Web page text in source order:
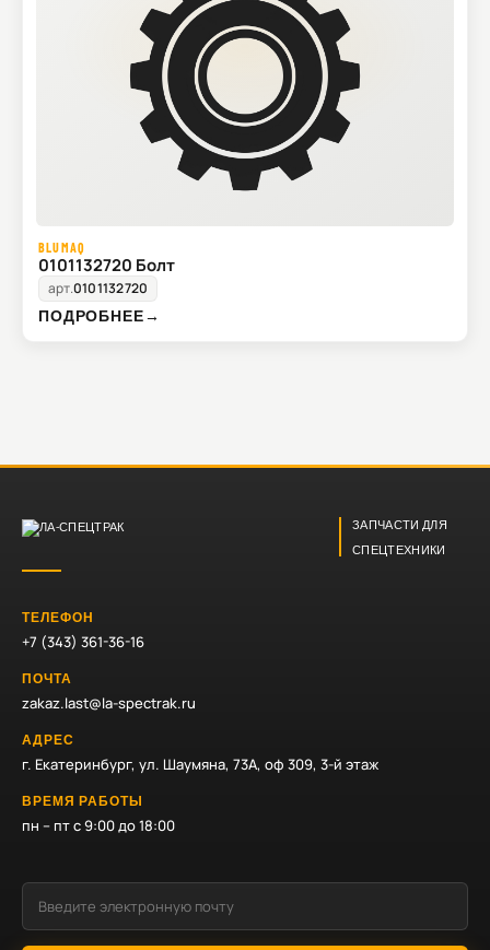
BLUMAQ
0101132720 Болт
арт.0101132720
ПОДРОБНЕЕ→
ЗАПЧАСТИ ДЛЯ
СПЕЦТЕХНИКИ
ТЕЛЕФОН
+7 (343) 361-36-16
ПОЧТА
zakaz.last@la-spectrak.ru
АДРЕС
г. Екатеринбург, ул. Шаумяна, 73А, оф 309, 3-й этаж
ВРЕМЯ РАБОТЫ
пн – пт с 9:00 до 18:00